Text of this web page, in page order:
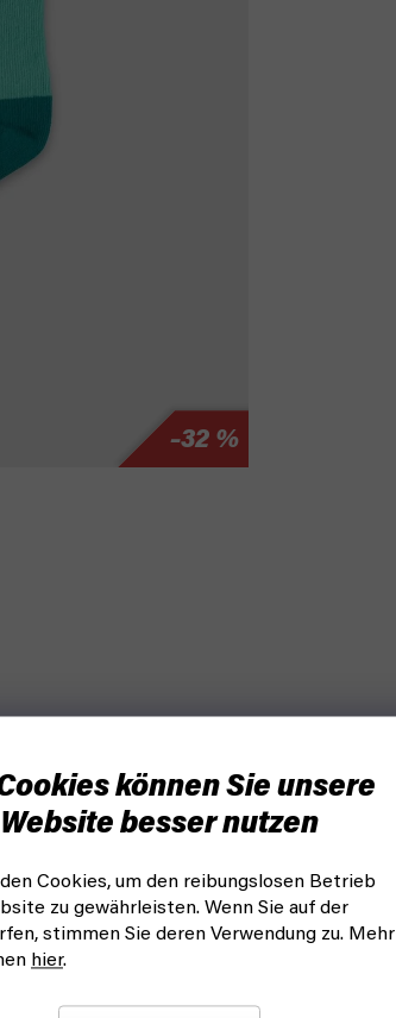
können Sie unsere
Website besser nutzen
Cookies, um den reibungslosen Betrieb
zu gewährleisten. Wenn Sie auf der
stimmen Sie deren Verwendung zu. Mehr
hier.
–32 %